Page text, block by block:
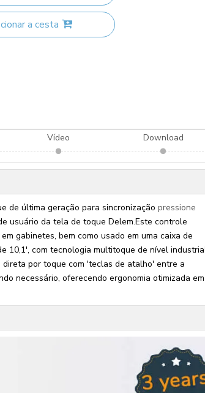
a cesta
Vídeo Download
de última geração para sincronização pressione
usuário da tela de toque Delem.Este controle
gabinetes, bem como usado em uma caixa de
10,1', com tecnologia multitoque de nível
por toque com 'teclas de atalho' entre a
necessário, oferecendo ergonomia otimizada em